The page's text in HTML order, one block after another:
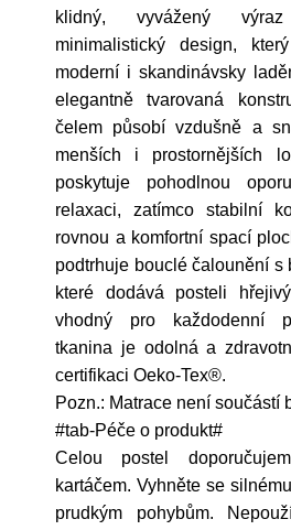
klidný, vyvážený
minimalistický design,
moderní i skandinávsky
elegantně tvarovaná
čelem působí vzdušně a
menších i prostornějších
poskytuje pohodlnou
relaxaci, zatímco stabilní
rovnou a komfortní spací
podtrhuje bouclé čalounění s
které dodává posteli
vhodný pro každodenní
tkanina je odolná a
certifikaci Oeko-Tex®.
Pozn.: Matrace není součástí
#tab-Péče o produkt#
Celou postel
kartáčem. Vyhněte se
prudkým pohybům.